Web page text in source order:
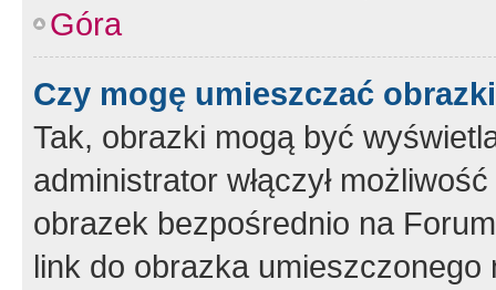
Góra
Czy mogę umieszczać
Tak, obrazki mogą być
administrator włączył
obrazek bezpośrednio na
link do obrazka